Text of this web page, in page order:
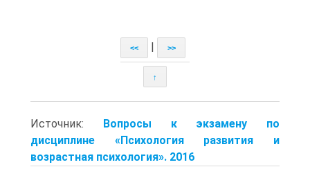
<< >>
↑
Источник: Вопросы к экзамену по
дисциплине «Психология развития и
возрастная психология». 2016